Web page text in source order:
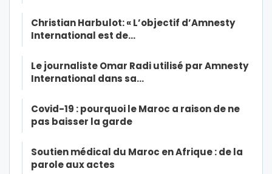
Christian Harbulot: « L’objectif d’Amnesty
International est de…
Le journaliste Omar Radi utilisé par Amnesty
International dans sa…
Covid-19 : pourquoi le Maroc a raison de ne
pas baisser la garde
Soutien médical du Maroc en Afrique : de la
parole aux actes